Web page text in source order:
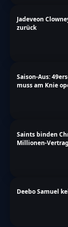
Jadeveon
zurück
Saison-Aus:
muss am Knie
Saints binden
Millionen-
Deebo Samuel